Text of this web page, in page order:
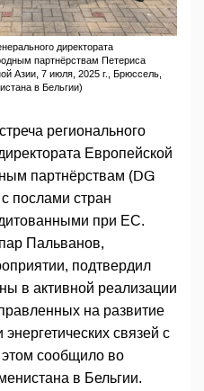
директората
партнёрствам Петериса
Азии, 7 июля, 2025 г., Брюссель,
в Бельгии)
регионального
Европейской
партнёрствам (DG
послами стран
при ЕС.
Пальванов,
подтвердил
в активной реализации
на развитие
связей с
сообщило во
в Бельгии.